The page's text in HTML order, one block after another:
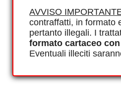
AVVISO
contraffatti, in formato
pertanto illegali. I
formato cartaceo
Eventuali illeciti